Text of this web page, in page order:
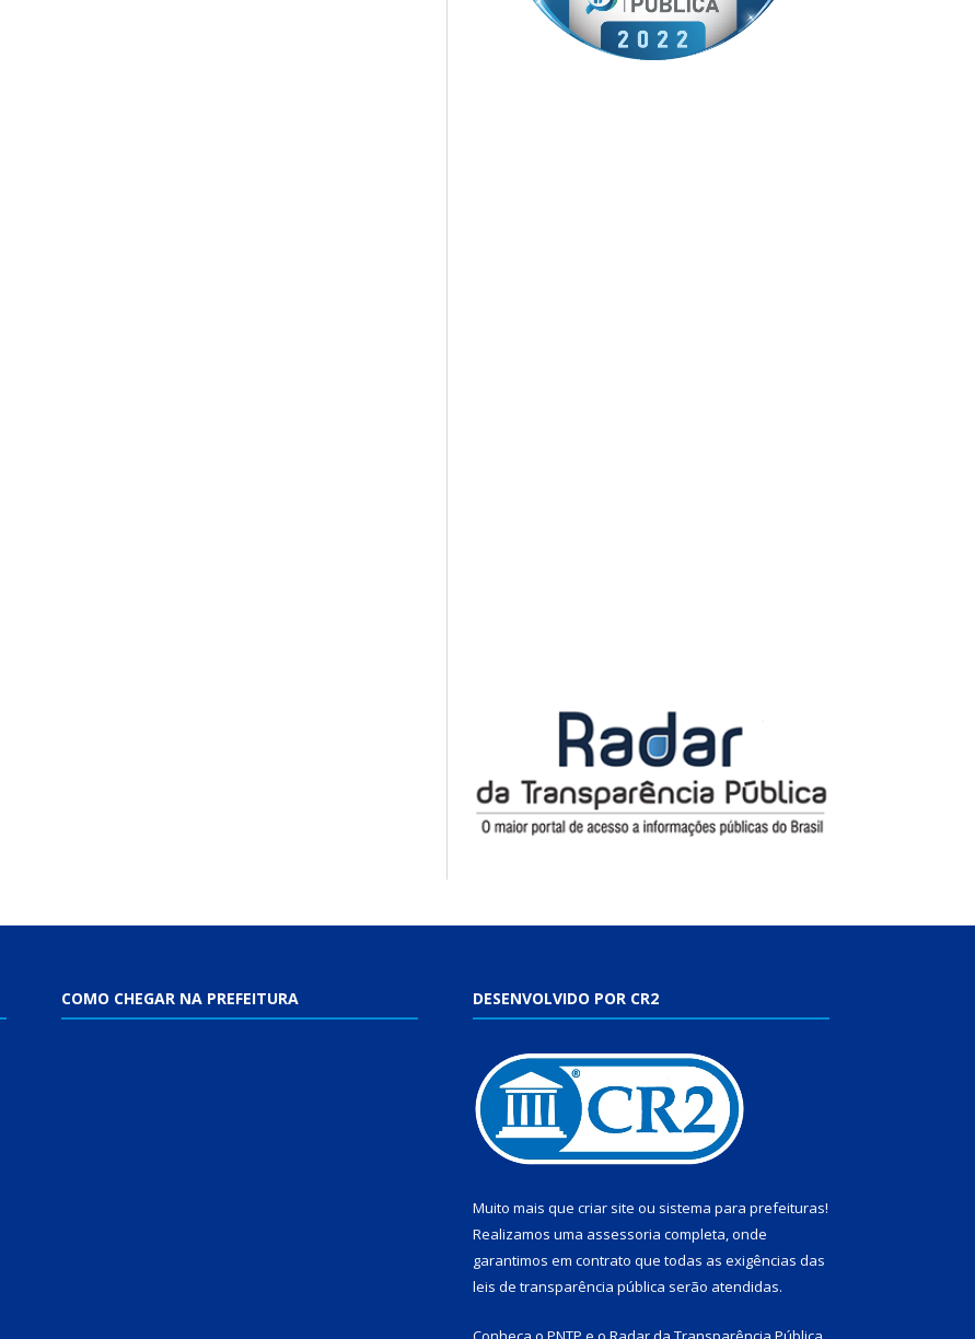
COMO CHEGAR NA PREFEITURA DESENVOLVIDO POR CR2
Muito mais que criar site ou sistema para prefeituras!
Realizamos uma assessoria completa, onde
garantimos em contrato que todas as exigências das
leis de transparência pública serão atendidas.